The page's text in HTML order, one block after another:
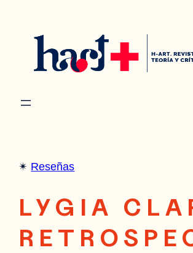
contenido
✴︎ Reseñas
LYGIA